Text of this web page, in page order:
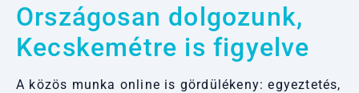
Országosan dolgozunk,
Kecskemétre is figyelve
A közös munka online is gördülékeny: egyeztetés,